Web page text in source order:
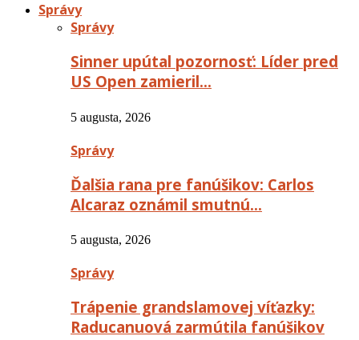
Správy
Správy
Sinner upútal pozornosť: Líder pred
US Open zamieril…
5 augusta, 2026
Správy
Ďalšia rana pre fanúšikov: Carlos
Alcaraz oznámil smutnú…
5 augusta, 2026
Správy
Trápenie grandslamovej víťazky:
Raducanuová zarmútila fanúšikov